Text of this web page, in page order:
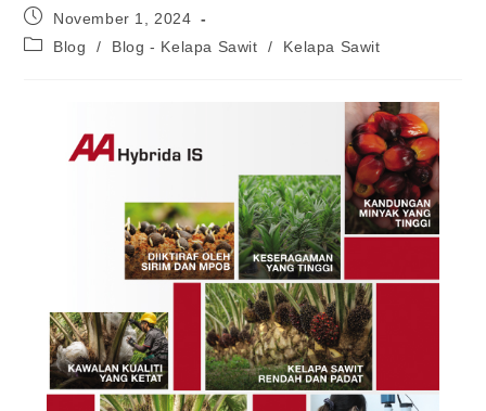
November 1, 2024
Blog
/ Blog - Kelapa Sawit / Kelapa Sawit